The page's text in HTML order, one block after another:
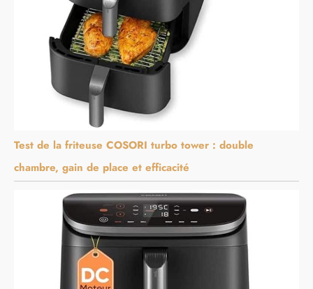
Test de la friteuse COSORI turbo tower : double
chambre, gain de place et efficacité